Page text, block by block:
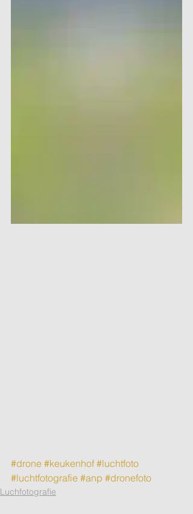
#drone #keukenhof #luchtfoto
#luchtfotografie #anp #dronefoto
Luchfotografie